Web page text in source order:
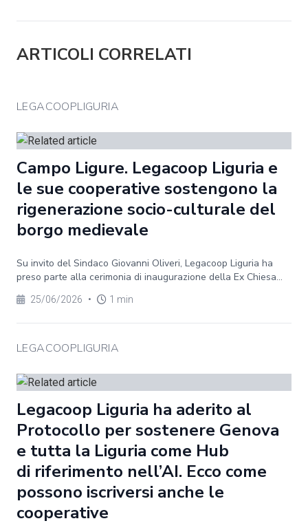
ARTICOLI CORRELATI
LEGACOOPLIGURIA
Campo Ligure. Legacoop Liguria e
le sue cooperative sostengono la
rigenerazione socio-culturale del
borgo medievale
Su invito del Sindaco Giovanni Oliveri, Legacoop Liguria ha
preso parte alla cerimonia di inaugurazione della Ex Chiesa...
25/06/2026 • 1 min
LEGACOOPLIGURIA
Legacoop Liguria ha aderito al
Protocollo per sostenere Genova
e tutta la Liguria come Hub
di riferimento nell’AI. Ecco come
possono iscriversi anche le
cooperative